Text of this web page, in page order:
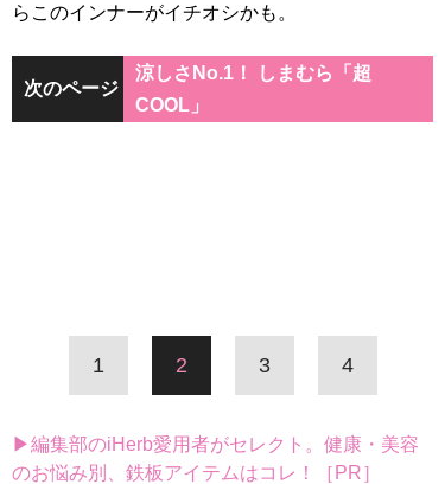
らこのインナーがイチオシかも。
次のページ
涼しさNo.1！ しまむら「超
COOL」
1 2 3 4
▶編集部のiHerb愛用者がセレクト。健康・美容
のお悩み別、鉄板アイテムはコレ！［PR］